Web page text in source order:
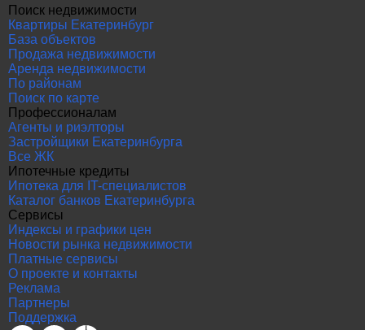
Поиск недвижимости
Квартиры Екатеринбург
База объектов
Продажа недвижимости
Аренда недвижимости
По районам
Поиск по карте
Профессионалам
Агенты и риэлторы
Застройщики Екатеринбурга
Все ЖК
Ипотечные кредиты
Ипотека для IT-специалистов
Каталог банков Екатеринбурга
Сервисы
Индексы и графики цен
Новости рынка недвижимости
Платные сервисы
О проекте и контакты
Реклама
Партнеры
Поддержка